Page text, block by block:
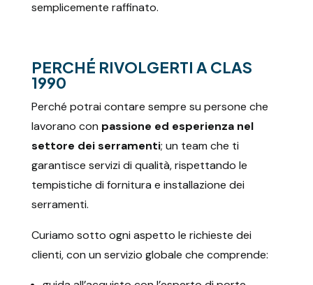
semplicemente raffinato.
PERCHÉ RIVOLGERTI A CLAS
1990
Perché potrai contare sempre su persone che
lavorano con passione ed esperienza nel
settore dei serramenti; un team che ti
garantisce servizi di qualità, rispettando le
tempistiche di fornitura e installazione dei
serramenti.
Curiamo sotto ogni aspetto le richieste dei
clienti, con un servizio globale che comprende: